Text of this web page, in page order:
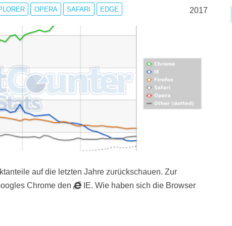
2017
OPERA SAFARI EDGE
auf die letzten Jahre zurückschauen. Zur
Chrome den
IE. Wie haben sich die Browser